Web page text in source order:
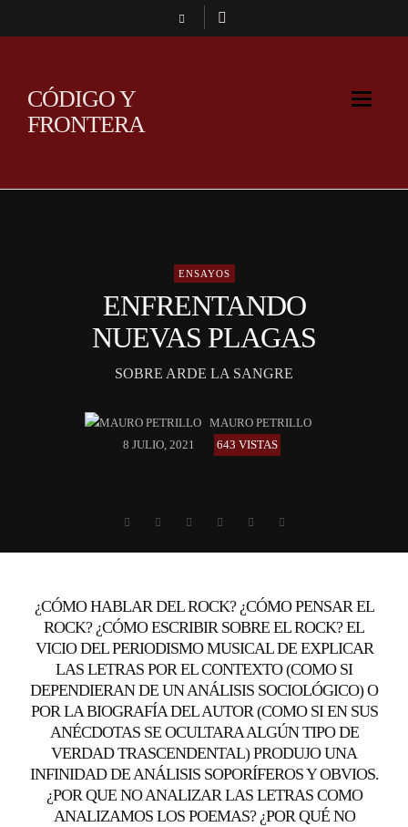
CÓDIGO Y
FRONTERA
ENSAYOS
ENFRENTANDO
NUEVAS PLAGAS
SOBRE ARDE LA SANGRE
MAURO PETRILLO
8 JULIO, 2021
643 VISTAS
¿CÓMO HABLAR DEL ROCK? ¿CÓMO PENSAR EL
ROCK? ¿CÓMO ESCRIBIR SOBRE EL ROCK? EL
VICIO DEL PERIODISMO MUSICAL DE EXPLICAR
LAS LETRAS POR EL CONTEXTO (COMO SI
DEPENDIERAN DE UN ANÁLISIS SOCIOLÓGICO) O
POR LA BIOGRAFÍA DEL AUTOR (COMO SI EN SUS
ANÉCDOTAS SE OCULTARA ALGÚN TIPO DE
VERDAD TRASCENDENTAL) PRODUJO UNA
INFINIDAD DE ANÁLISIS SOPORÍFEROS Y OBVIOS.
¿POR QUE NO ANALIZAR LAS LETRAS COMO
ANALIZAMOS LOS POEMAS? ¿POR QUÉ NO